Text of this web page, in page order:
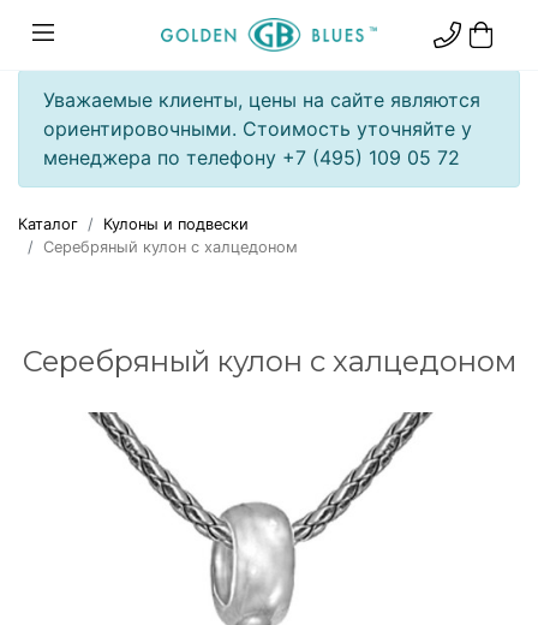
Уважаемые клиенты, цены на сайте являются
ориентировочными. Стоимость уточняйте у
менеджера по телефону +7 (495) 109 05 72
Каталог
Кулоны и подвески
Серебряный кулон с халцедоном
Серебряный кулон с халцедоном